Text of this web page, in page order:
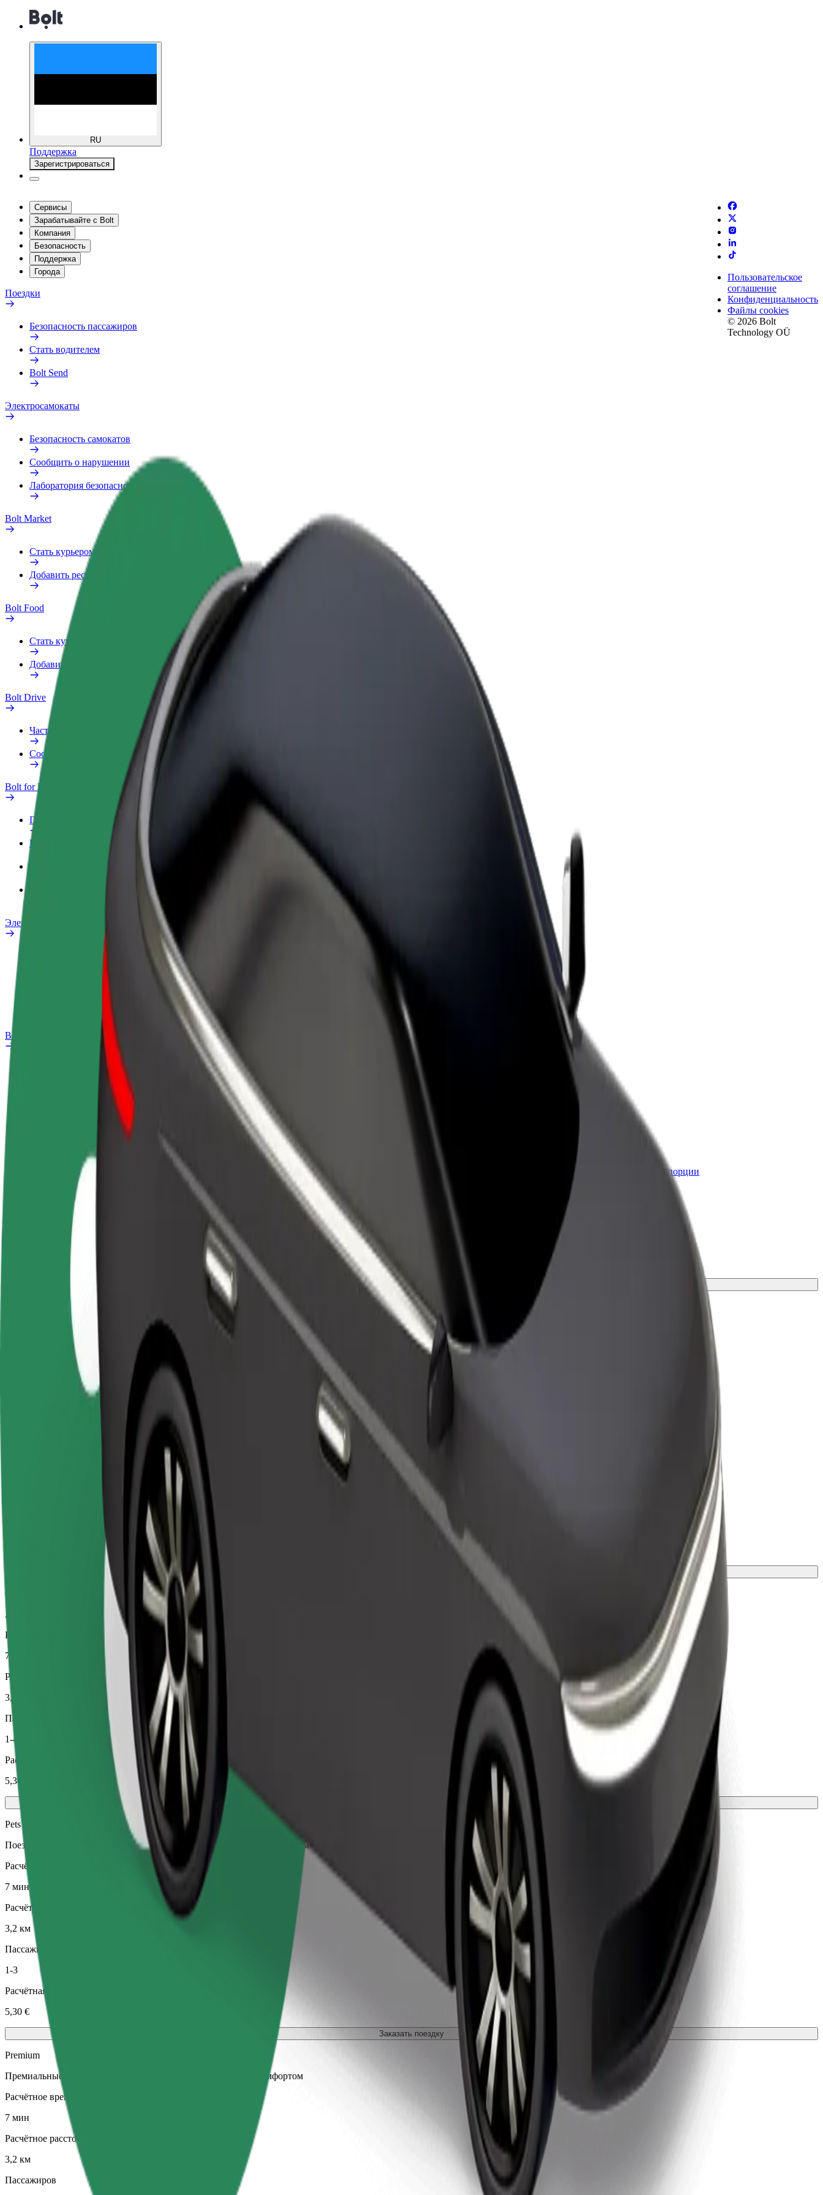
RU
Поддержка
Зарегистрироваться
Сервисы
Зарабатывайте с Bolt
Компания
Безопасность
Поддержка
Города
Поездки
Безопасность пассажиров
Стать водителем
Bolt Send
Электросамокаты
Безопасность самокатов
Сообщить о нарушении
Лаборатория безопасности
Bolt Market
Стать курьером
Добавить ресторан или магазин
Bolt Food
Стать курьером
Добавить ресторан или магазин
Bolt Drive
Частые вопросы
Сообщить о нарушении
Bolt for Business
Преимущества
Рабочий профиль
Электровелосипеды
Лаборатория безопасности
Сообщить о нарушении
Bolt Plus
Стать водителем
Зарабатывайте на
ваших условиях
Стать курьером
Доставляйте заказы и получайте
еженедельные выплаты
Добавить ресторан или
магазин
Привлекайте новых клиентов
и повышайте доход
Bolt for Business
Сервисы Bolt в идеальной пропорции
для нужд вашего бизнеса
Пользовательское
соглашение
Конфиденциальность
Файлы cookies
© 2026 Bolt
Technology OÜ
Как добраться по маршруту Gloria Palac — Univerzitná nemocnica Louisa Pasteura
Думаете, как лучше добраться из Gloria Palac в Univerzitná nemocnica Louisa Pasteura? Ознакомьтесь с нашими услугами и выберите идеальное решение для поездки.
Скачать приложение
Univerzitná nemocnica Louisa Pasteura
Удобство и комфорт — в несколько касаний!
Надёжные поездки на автомобилях среднего размера.
Comfort
Автомобили с просторным салоном и большим багажником
Расчётное время в пути
7 мин
Расчётное расстояние
3,2 км
Пассажиров
1-4
Расчётная стоимость
5,30 €
Pets
Поездки с питомцем. Собакам нужен намордник, маленьким животным — переноска, а сиденья должны быть защищены пледом или ковриком.
Расчётное время в пути
7 мин
Расчётное расстояние
3,2 км
Пассажиров
1-3
Расчётная стоимость
5,30 €
Заказать поездку
Premium
Премиальные автомобили среднего размера с улучшенным комфортом
Расчётное время в пути
7 мин
Расчётное расстояние
3,2 км
Пассажиров